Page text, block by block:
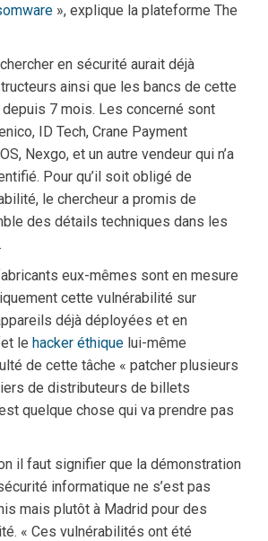
», explique la plateforme The
en sécurité aurait déjà
ainsi que les bancs de cette
7 mois. Les concerné sont
ID Tech, Crane Payment
Nexgo, et un autre vendeur qui n’a
Pour qu’il soit obligé de
le chercheur a promis de
des détails techniques dans les
eux-mêmes sont en mesure
cette vulnérabilité sur
déjà déployées et en
le hacker éthique lui-même
de cette tâche « patcher plusieurs
de distributeurs de billets
quelque chose qui va prendre pas
il faut signifier que la démonstration
informatique ne s’est pas
mais plutôt à Madrid pour des
« Ces vulnérabilités ont été